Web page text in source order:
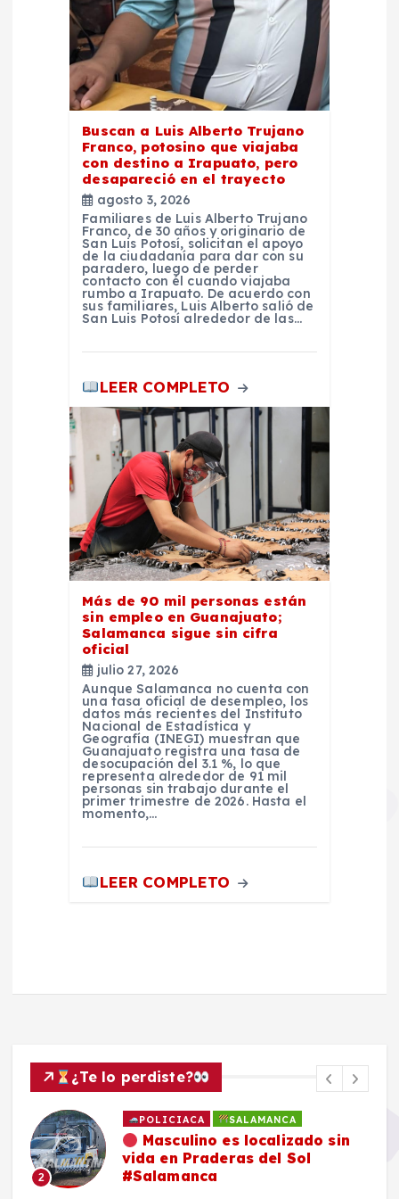
Buscan a Luis Alberto Trujano
Franco, potosino que viajaba
con destino a Irapuato, pero
desapareció en el trayecto
agosto 3, 2026
Familiares de Luis Alberto Trujano
Franco, de 30 años y originario de
San Luis Potosí, solicitan el apoyo
de la ciudadanía para dar con su
paradero, luego de perder
contacto con él cuando viajaba
rumbo a Irapuato. De acuerdo con
sus familiares, Luis Alberto salió de
San Luis Potosí alrededor de las…
LEER COMPLETO
Más de 90 mil personas están
sin empleo en Guanajuato;
Salamanca sigue sin cifra
oficial
julio 27, 2026
Aunque Salamanca no cuenta con
una tasa oficial de desempleo, los
datos más recientes del Instituto
Nacional de Estadística y
Geografía (INEGI) muestran que
Guanajuato registra una tasa de
desocupación del 3.1 %, lo que
representa alrededor de 91 mil
personas sin trabajo durante el
primer trimestre de 2026. Hasta el
momento,…
LEER COMPLETO
¿Te lo perdiste?
2
POLICIACA SALAMANCA
Masculino es localizado sin
vida en Praderas del Sol
#Salamanca